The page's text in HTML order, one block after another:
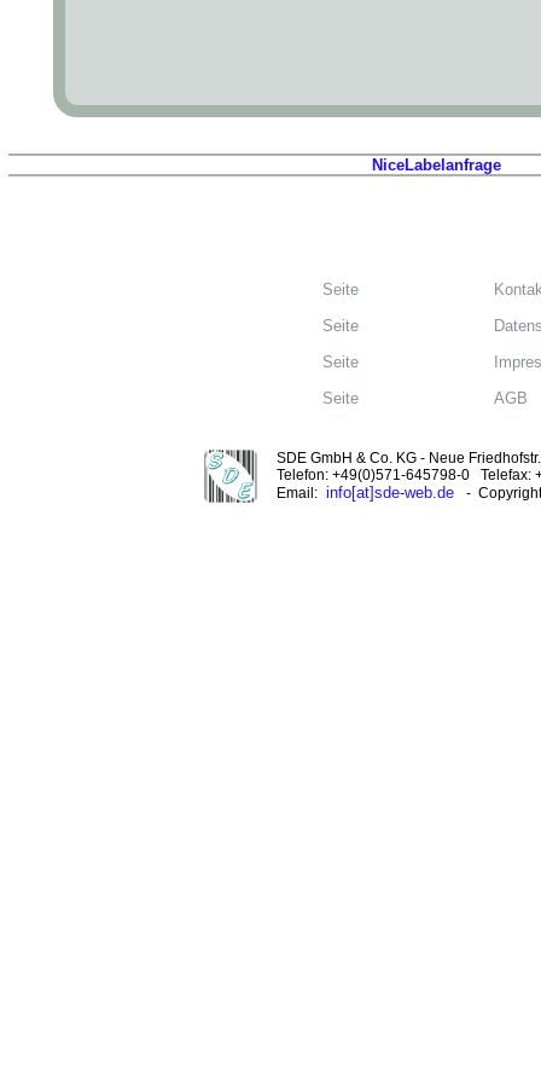
NiceLabelanfrage
Seite
Seite
Seite
Seite
AGB
SDE GmbH & Co. KG - Neue
Telefon: +49(0)571-645798-0 Telefax:
Email: info[at]sde-web.de -